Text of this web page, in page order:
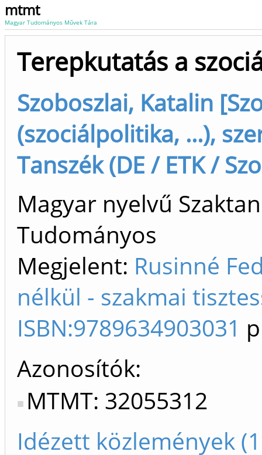
mtmt
Magyar Tudományos Művek Tára
Terepkutatás a
Szoboszlai, Katalin
(szociálpolitika, ...),
Tanszék (DE / ETK /
Magyar nyelvű
Tudományos
Megjelent: Rusinné
nélkül - szakmai
ISBN:9789634903031
Azonosítók
MTMT: 32055312
Idézett közlemények